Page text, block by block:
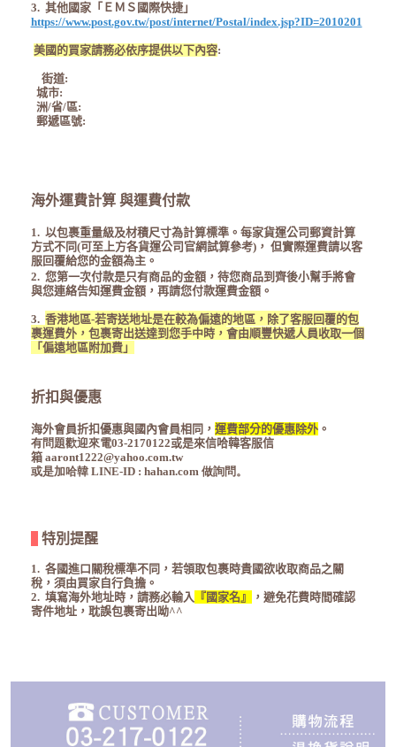
3. 其他國家「ＥＭＳ國際快捷」
https://www.post.gov.tw/post/internet/Postal/index.jsp?ID=2010201
美國的買家請務必依序提供以下內容:
街道:
城市:
洲/省/區:
郵遞區號:
海外運費計算 與運費付款
1. 以包裹重量級及材積尺寸為計算標準。每家貨運公司郵資計算
方式不同(可至上方各貨運公司官網試算參考)， 但實際運費請以客
服回覆給您的金額為主。
2. 您第一次付款是只有商品的金額，待您商品到齊後小幫手將會
與您連絡告知運費金額，再請您付款運費金額。
3. 香港地區-若寄送地址是在較為偏遠的地區，除了客服回覆的包
裹運費外，包裹寄出送達到您手中時， 會由順豐快遞人員收取一個
「偏遠地區附加費」
折扣與優惠
海外會員折扣優惠與國內會員相同， 運費部分的優惠除外。
有問題歡迎來電03-2170122或是來信哈韓客服信
箱 aaront1222@yahoo.com.tw
或是加哈韓 LINE-ID : hahan.com 做詢問。
特別提醒
1. 各國進口關稅標準不同，若領取包裹時貴國欲收取商品之關
稅，須由買家自行負擔。
2. 填寫海外地址時，請務必輸入 『國家名』
，避免花費時間確認
寄件地址，耽誤包裹寄出呦^^